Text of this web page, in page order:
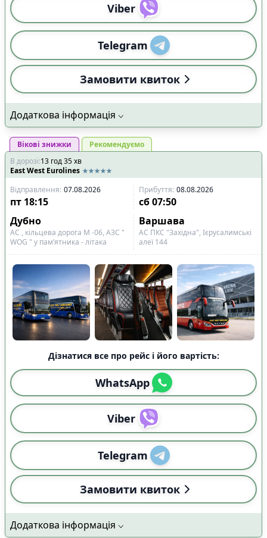
Viber
Telegram
Замовити квиток
Додаткова інформація
Вікові знижки
Рекомендуємо
В дорозі:13 год35хв
East West Eurolines
Відправлення: 07.08.2026 Прибуття: 08.08.2026
пт 18:15 сб 07:50
Дубно
Варшава
АС , кільцева дорога М -06, АЗС "
WOG " у пам’ятника - літака
АС ПКС "Західна", Ієрусалимські
алеї 144
Дізнатися все про рейс і його вартість:
WhatsApp
Viber
Telegram
Замовити квиток
Додаткова інформація